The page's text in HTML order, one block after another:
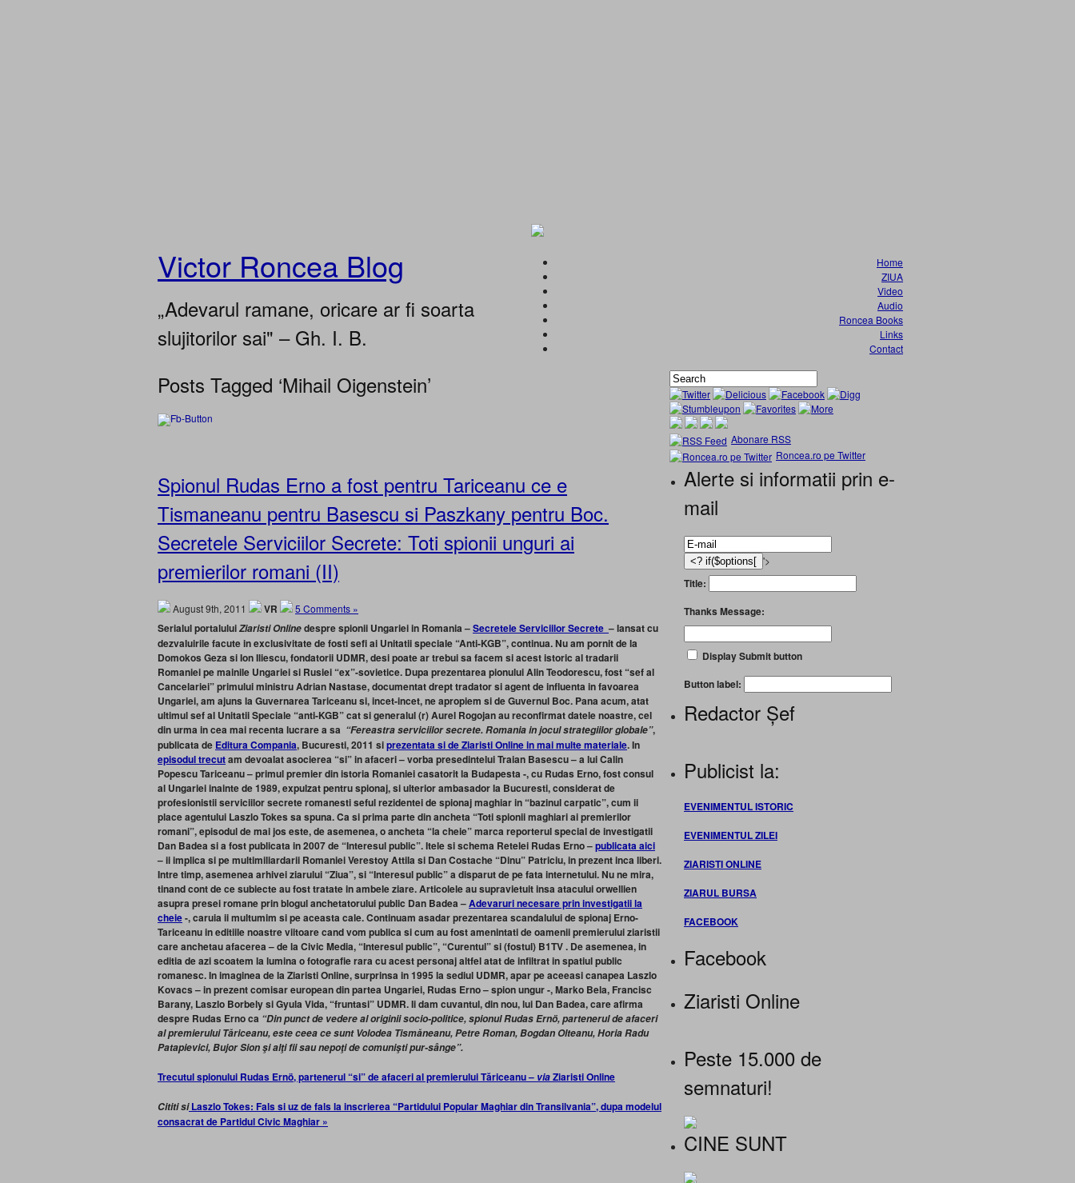
Victor Roncea Blog
„Adevarul ramane, oricare ar fi soarta
slujitorilor sai" – Gh. I. B.
Home
ZIUA
Video
Audio
Roncea Books
Links
Contact
Posts Tagged ‘Mihail Oigenstein’
Spionul Rudas Erno a fost pentru Tariceanu ce e
Tismaneanu pentru Basescu si Paszkany pentru Boc.
Secretele Serviciilor Secrete: Toti spionii unguri ai
premierilor romani (II)
August 9th, 2011 VR 5 Comments »
Serialul portaluluiZiaristi Onlinedespre spionii Ungariei in Romania –Secretele Serviciilor Secrete – lansat cu
dezvaluirile facute in exclusivitate de fosti sefi ai Unitatii speciale “Anti-KGB”, continua. Nu am pornit de la
Domokos Geza si Ion Iliescu, fondatorii UDMR, desi poate ar trebui sa facem si acest istoric al tradarii
Romaniei pe mainile Ungariei si Rusiei “ex”-sovietice. Dupa prezentarea pionului Alin Teodorescu, fost “sef al
Cancelariei” primului ministru Adrian Nastase, documentat drept tradator si agent de influenta in favoarea
Ungariei, am ajuns la Guvernarea Tariceanu si, incet-incet, ne apropiem si de Guvernul Boc. Pana acum, atat
ultimul sef al Unitatii Speciale “anti-KGB” cat si generalul (r) Aurel Rogojan au reconfirmat datele noastre, cel
din urma in cea mai recenta lucrare a sa “Fereastra serviciilor secrete. Romania in jocul strategiilor globale”,
publicata de Editura Compania, Bucuresti, 2011 siprezentata si de Ziaristi Online in mai multe materiale.In
episodul trecutam devoalat asocierea “si” in afaceri – vorba presedintelui Traian Basescu – a lui Calin
Popescu Tariceanu – primul premier din istoria Romaniei casatorit la Budapesta -, cu Rudas Erno, fost consul
al Ungariei inainte de 1989, expulzat pentru spionaj, si ulterior ambasador la Bucuresti, considerat de
profesionistii serviciilor secrete romanesti seful rezidentei de spionaj maghiar in “bazinul carpatic”, cum ii
place agentului Laszlo Tokes sa spuna. Ca si prima parte din ancheta “Toti spionii maghiari ai premierilor
romani”, episodul de mai jos este, de asemenea, o ancheta “la cheie” marca reporterul special de investigatii
Dan Badea si a fost publicata in 2007 de “Interesul public”. Itele si schema Retelei Rudas Erno –publicata aici
– ii implica si pe multimiliardarii Romaniei Verestoy Attila si Dan Costache “Dinu” Patriciu, in prezent inca liberi.
Intre timp, asemenea arhivei ziarului “Ziua”, si “Interesul public” a disparut de pe fata internetului. Nu ne mira,
tinand cont de ce subiecte au fost tratate in ambele ziare. Articolele au supravietuit insa atacului orwellien
asupra presei romane prin blogul anchetatorului public Dan Badea –Adevaruri necesare prin investigatii la
cheie-, caruia ii multumim si pe aceasta cale. Continuam asadar prezentarea scandalului de spionaj Erno-
Tariceanu in editiile noastre viitoare cand vom publica si cum au fost amenintati de oamenii premierului ziaristii
care anchetau afacerea – de la Civic Media, “Interesul public”, “Curentul” si (fostul) B1TV . De asemenea, in
editia de azi scoatem la lumina o fotografie rara cu acest personaj altfel atat de infiltrat in spatiul public
romanesc. In imaginea de la Ziaristi Online, surprinsa in 1995 la sediul UDMR, apar pe aceeasi canapea Laszlo
Kovacs – in prezent comisar european din partea Ungariei, Rudas Erno – spion ungur -, Marko Bela, Francisc
Barany, Laszlo Borbely si Gyula Vida, “fruntasi” UDMR. Ii dam cuvantul, din nou, lui Dan Badea, care afirma
despre Rudas Erno ca “Din punct de vedere al originii socio-politice, spionul Rudas Ernö, partenerul de afaceri
al premierului Tăriceanu, este ceea ce sunt Volodea Tismăneanu, Petre Roman, Bogdan Olteanu, Horia Radu
Patapievici, Bujor Sion şi alţi fii sau nepoţi de comunişti pur-sânge”.
Trecutul spionului Rudas Ernö, partenerul “si” de afaceri al premierului Tăriceanu – viaZiaristi Online
Cititi siLaszlo Tokes: Fals si uz de fals la inscrierea “Partidului Popular Maghiar din Transilvania”, dupa modelul
consacrat de Partidul Civic Maghiar »
Abonare RSS
Roncea.ro pe Twitter
Alerte si informatii prin e-
mail
'>
Title:
Thanks Message:
Display Submit button
Button label:
Redactor Șef
Publicist la:
EVENIMENTUL ISTORIC
EVENIMENTUL ZILEI
ZIARISTI ONLINE
ZIARUL BURSA
FACEBOOK
Facebook
Ziaristi Online
Peste 15.000 de
semnaturi!
CINE SUNT